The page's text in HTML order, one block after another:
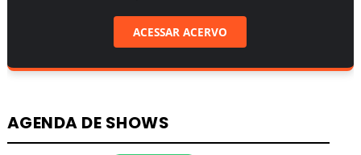
ACESSAR ACERVO
AGENDA DE SHOWS